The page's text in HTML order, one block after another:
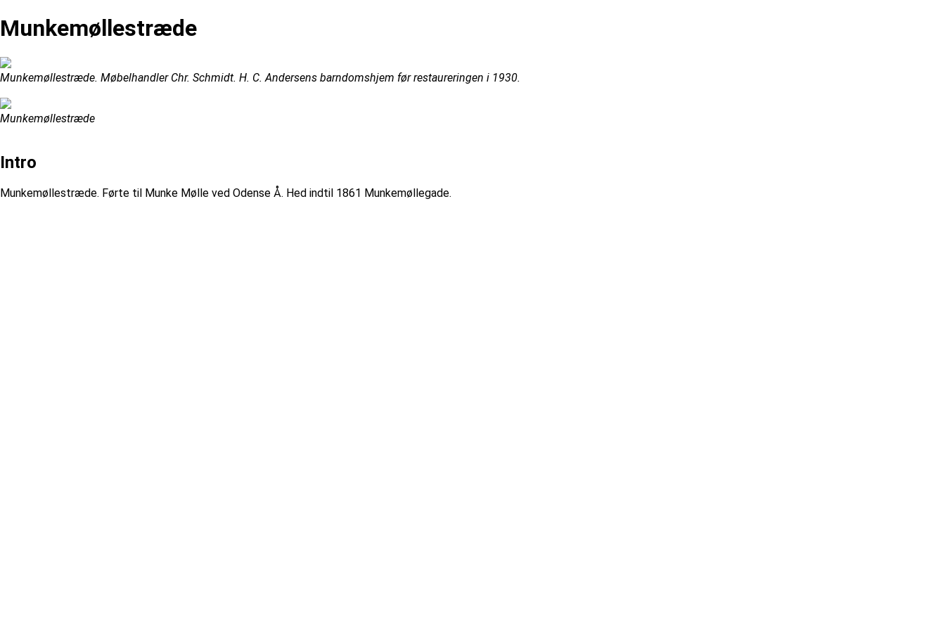
Munkemøllestræde
Munkemøllestræde. Møbelhandler Chr. Schmidt. H. C. Andersens barndomshjem før restaureringen i 1930.
Munkemøllestræde
Intro
Munkemøllestræde. Førte til Munke Mølle ved Odense Å. Hed indtil 1861 Munkemøllegade.